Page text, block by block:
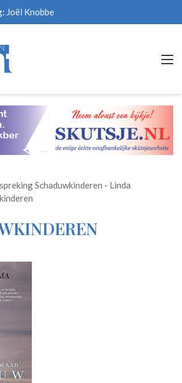
Joël Knobbe
Schaduwkinderen - Linda